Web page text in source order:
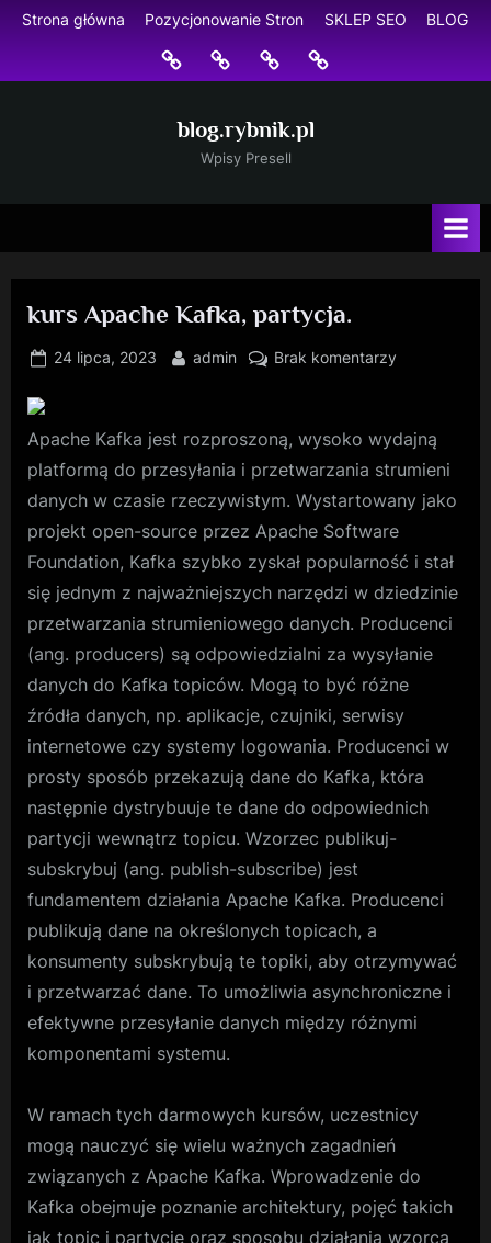
Skip
content
Strona główna Pozycjonowanie Stron SKLEP SEO BLOG
Strona
główna
Pozycjonowanie
Stron
SKLEP
SEO
BLOG
blog.rybnik.pl
Wpisy Presell
kurs Apache Kafka, partycja.
Posted
24 lipca, 2023 By
admin Brak komentarzydo
Kafka,
Apache Kafka jest rozproszoną, wysoko wydajną
platformą do przesyłania i przetwarzania strumieni
danych w czasie rzeczywistym. Wystartowany jako
projekt open-source przez Apache Software
Foundation, Kafka szybko zyskał popularność i stał
się jednym z najważniejszych narzędzi w dziedzinie
przetwarzania strumieniowego danych. Producenci
(ang. producers) są odpowiedzialni za wysyłanie
danych do Kafka topiców. Mogą to być różne
źródła danych, np. aplikacje, czujniki, serwisy
internetowe czy systemy logowania. Producenci w
prosty sposób przekazują dane do Kafka, która
następnie dystrybuuje te dane do odpowiednich
partycji wewnątrz topicu. Wzorzec publikuj-
subskrybuj (ang. publish-subscribe) jest
fundamentem działania Apache Kafka. Producenci
publikują dane na określonych topicach, a
konsumenty subskrybują te topiki, aby otrzymywać
i przetwarzać dane. To umożliwia asynchroniczne i
efektywne przesyłanie danych między różnymi
komponentami systemu.
W ramach tych darmowych kursów, uczestnicy
mogą nauczyć się wielu ważnych zagadnień
związanych z Apache Kafka. Wprowadzenie do
Kafka obejmuje poznanie architektury, pojęć takich
jak topic i partycje oraz sposobu działania wzorca